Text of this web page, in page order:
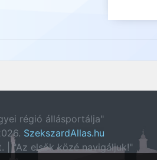
régió állásportálja"
SzekszardAllas.hu
| "Az elsők közé navigáljuk!"